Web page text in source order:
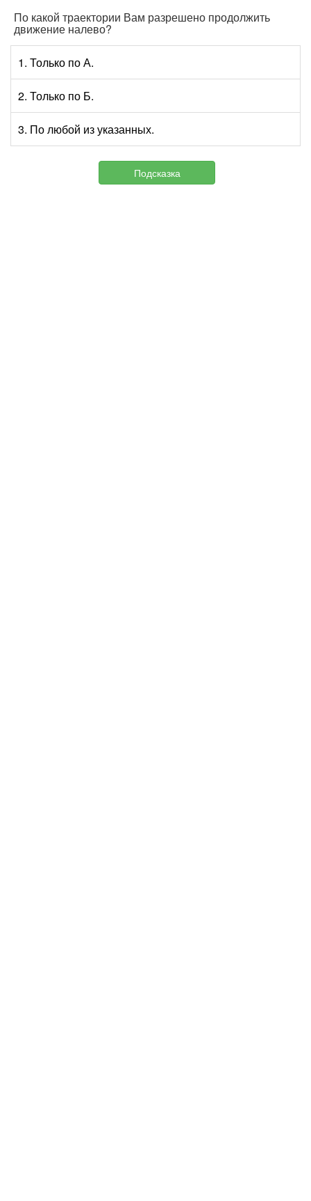
По какой траектории Вам разрешено продолжить
движение налево?
1. Только по А.
2. Только по Б.
3. По любой из указанных.
Подсказка